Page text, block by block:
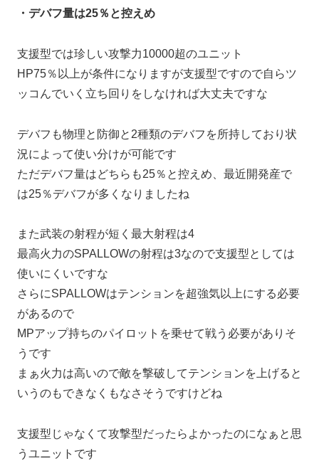
・デバフ量は25％と控えめ
支援型では珍しい攻撃力10000超のユニット
HP75％以上が条件になりますが支援型ですので自らツ
ッコんでいく立ち回りをしなければ大丈夫ですな
デバフも物理と防御と2種類のデバフを所持しており状
況によって使い分けが可能です
ただデバフ量はどちらも25％と控えめ、最近開発産で
は25％デバフが多くなりましたね
また武装の射程が短く最大射程は4
最高火力のSPALLOWの射程は3なので支援型としては
使いにくいですな
さらにSPALLOWはテンションを超強気以上にする必要
があるので
MPアップ持ちのパイロットを乗せて戦う必要がありそ
うです
まぁ火力は高いので敵を撃破してテンションを上げると
いうのもできなくもなさそうですけどね
支援型じゃなくて攻撃型だったらよかったのになぁと思
うユニットです